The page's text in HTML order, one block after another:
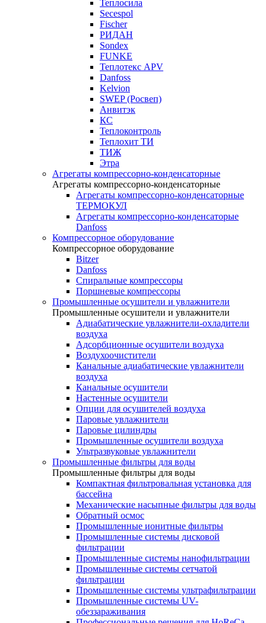
Теплосила
Secespol
Fischer
РИДАН
Sondex
FUNKE
Теплотекс APV
Danfoss
Kelvion
SWEP (Росвеп)
Анвитэк
КС
Теплоконтроль
Теплохит ТИ
ТИЖ
Этра
Агрегаты компрессорно-конденсаторные
Агрегаты компрессорно-конденсаторные
Агрегаты компрессорно-конденсаторные
ТЕРМОКУЛ
Агрегаты компрессорно-конденсаторые
Danfoss
Компрессорное оборудование
Компрессорное оборудование
Bitzer
Danfoss
Спиральные компрессоры
Поршневые компрессоры
Промышленные осушители и увлажнители
Промышленные осушители и увлажнители
Адиабатические увлажнители-охладители
воздуха
Адсорбционные осушители воздуха
Воздухоочистители
Канальные адиабатические увлажнители
воздуха
Канальные осушители
Настенные осушители
Опции для осушителей воздуха
Паровые увлажнители
Паровые цилиндры
Промышленные осушители воздуха
Ультразвуковые увлажнители
Промышленные фильтры для воды
Промышленные фильтры для воды
Компактная фильтровальная установка для
бассейна
Механические насыпные фильтры для воды
Обратный осмос
Промышленные ионитные фильтры
Промышленные системы дисковой
фильтрации
Промышленные системы нанофильтрации
Промышленные системы сетчатой
фильтрации
Промышленные системы ультрафильтрации
Промышленные системы UV-
обеззараживания